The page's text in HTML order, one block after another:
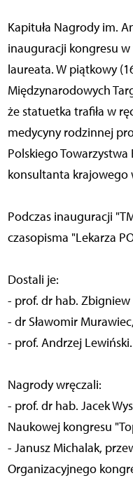
Kapituła Nagrody im.
inauguracji kongresu
laureata. W piątkowy
Międzynarodowych
że statuetka trafiła w
medycyny rodzinnej
Polskiego
konsultanta krajowego
Podczas inauguracji
czasopisma "Lekarza
Dostali je:
- prof. dr hab. Zbigniew
- dr Sławomir Murawiec,
- prof. Andrzej Lewiński.
Nagrody wręczali:
- prof. dr hab. Jacek
Naukowej kongresu
- Janusz Michalak,
Organizacyjnego